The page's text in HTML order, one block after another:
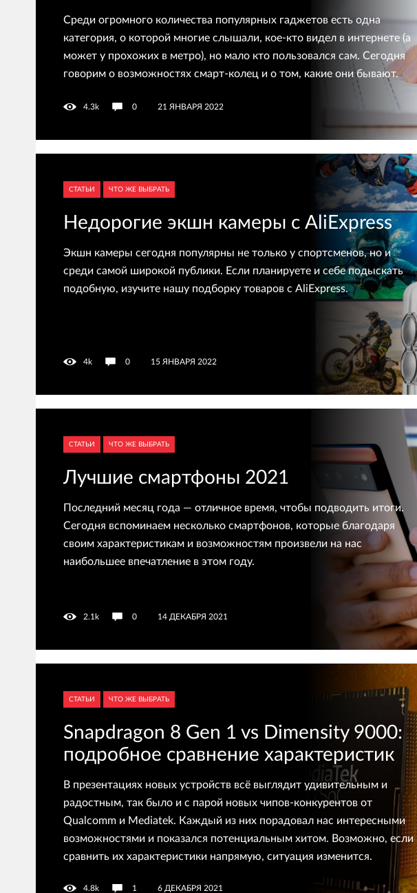
Среди огромного количества популярных гаджетов есть одна
категория, о которой многие слышали, кое-кто видел в интернете (а
может у прохожих в метро), но мало кто пользовался сам. Сегодня
говорим о возможностях смарт-колец и о том, какие они бывают.
4.3k 0 21 ЯНВАРЯ 2022
СТАТЬИ ЧТО ЖЕ ВЫБРАТЬ
Недорогие экшн камеры с AliExpress
Экшн камеры сегодня популярны не только у спортсменов, но и
среди самой широкой публики. Если планируете и себе подыскать
подобную, изучите нашу подборку товаров с AliExpress.
4k 0 15 ЯНВАРЯ 2022
СТАТЬИ ЧТО ЖЕ ВЫБРАТЬ
Лучшие смартфоны 2021
Последний месяц года — отличное время, чтобы подводить итоги.
Сегодня вспоминаем несколько смартфонов, которые благодаря
своим характеристикам и возможностям произвели на нас
наибольшее впечатление в этом году.
2.1k 0 14 ДЕКАБРЯ 2021
СТАТЬИ ЧТО ЖЕ ВЫБРАТЬ
Snapdragon 8 Gen 1 vs Dimensity 9000:
подробное сравнение характеристик
В презентациях новых устройств всё выглядит удивительным и
радостным, так было и с парой новых чипов-конкурентов от
Qualcomm и Mediatek. Каждый из них порадовал нас интересными
возможностями и показался потенциальным хитом. Возможно, если
сравнить их характеристики напрямую, ситуация изменится.
4.8k 1 6 ДЕКАБРЯ 2021